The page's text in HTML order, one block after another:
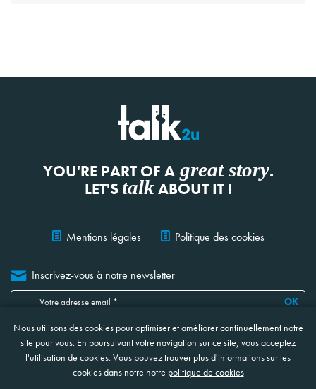
YOU'RE PART OF Agreat story.
LET'S talkABOUT IT !
Mentions légales Politique des cookies
Inscrivez-vous à notre newsletter
Je confirme avoir lu, compris et acceptéles informations ci-jointes
concernant la protection et le traitement de mes données
* Ces champs sont obligatoires
OK
Nous utilisons des cookies pour optimiser et améliorer continuellement notre
site pour vous. En poursuivant votre navigation sur ce site, vous acceptez
l'utilisation de cookies. Vous pouvez trouver plus d'informations sur les
cookies dans notre notre politique de cookies